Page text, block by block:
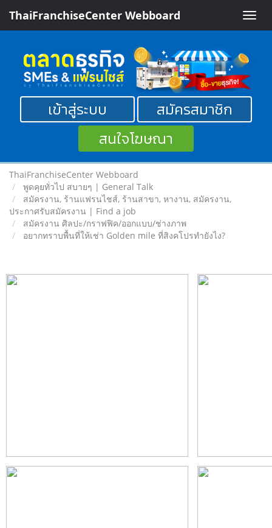
Toggle
ThaiFranchiseCenter Webboard
เข้าสู่ระบบ
สมัครสมาชิก
สนใจโฆษณา
ThaiFranchiseCenter Webboard
พูดคุยทั่วไป สบายๆ | General Talk
สมัครงาน, ร้านแฟรนไชส์, ร้านสาขา, หางาน, สมัครงาน,
ประกาศรับสมัครงาน | Find a job
สมัครงาน ศิลปะ/กราฟฟิค/ออกแบบ/ช่างภาพ
อยากทราบพื้นที่ให้เช่า Golden mile ที่สิงคโปรทำยังไง?